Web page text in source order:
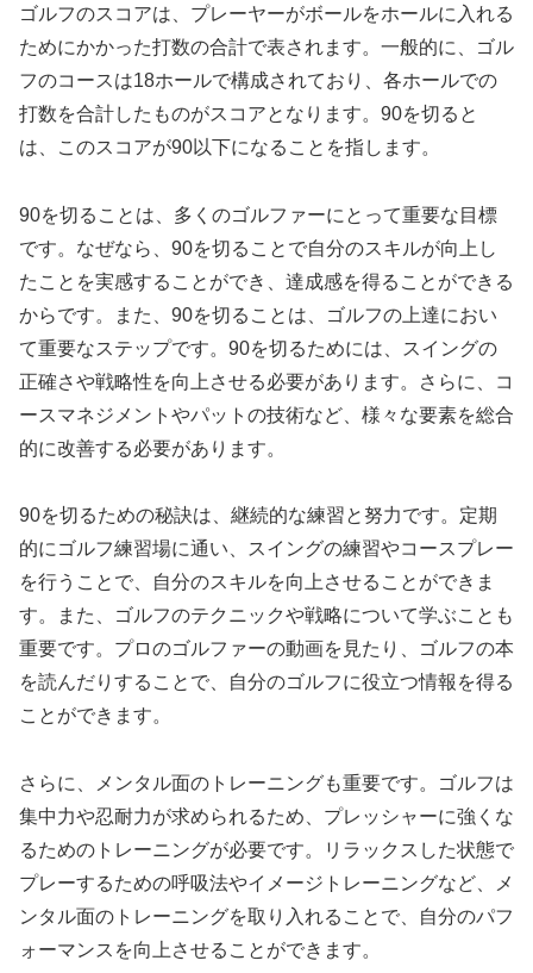
ゴルフのスコアは、プレーヤーがボールをホールに入れる
ためにかかった打数の合計で表されます。一般的に、ゴル
フのコースは18ホールで構成されており、各ホールでの
打数を合計したものがスコアとなります。90を切ると
は、このスコアが90以下になることを指します。
90を切ることは、多くのゴルファーにとって重要な目標
です。なぜなら、90を切ることで自分のスキルが向上し
たことを実感することができ、達成感を得ることができる
からです。また、90を切ることは、ゴルフの上達におい
て重要なステップです。90を切るためには、スイングの
正確さや戦略性を向上させる必要があります。さらに、コ
ースマネジメントやパットの技術など、様々な要素を総合
的に改善する必要があります。
90を切るための秘訣は、継続的な練習と努力です。定期
的にゴルフ練習場に通い、スイングの練習やコースプレー
を行うことで、自分のスキルを向上させることができま
す。また、ゴルフのテクニックや戦略について学ぶことも
重要です。プロのゴルファーの動画を見たり、ゴルフの本
を読んだりすることで、自分のゴルフに役立つ情報を得る
ことができます。
さらに、メンタル面のトレーニングも重要です。ゴルフは
集中力や忍耐力が求められるため、プレッシャーに強くな
るためのトレーニングが必要です。リラックスした状態で
プレーするための呼吸法やイメージトレーニングなど、メ
ンタル面のトレーニングを取り入れることで、自分のパフ
ォーマンスを向上させることができます。